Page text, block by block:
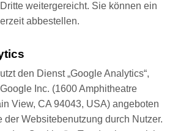
weitergereicht. Sie können ein
abbestellen.
den Dienst „Google Analytics“,
Inc. (1600 Amphitheatre
View, CA 94043, USA) angeboten
der Websitebenutzung durch Nutzer.